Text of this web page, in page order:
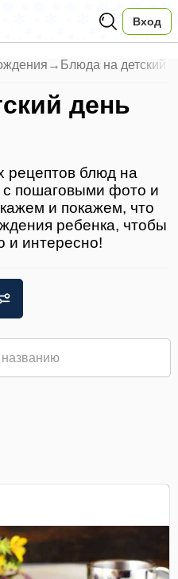
Вход
→ Блюда на детский
день
рецептов блюд на
с пошаговыми фото и
и покажем, что
ребенка, чтобы
и интересно!